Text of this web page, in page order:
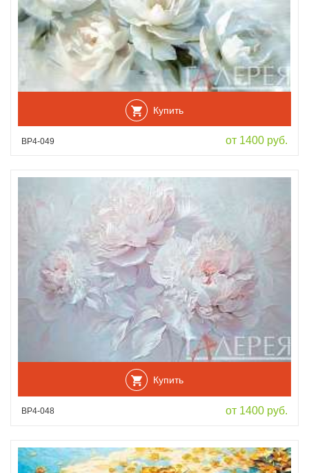
Купить
ВР4-049 от 1400 руб.
Купить
ВР4-048 от 1400 руб.